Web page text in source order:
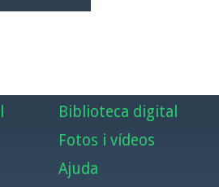
Biblioteca digital
Fotos i vídeos
Ajuda